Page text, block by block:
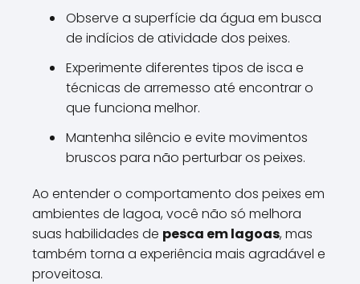
Observe a superfície da água em busca
de indícios de atividade dos peixes.
Experimente diferentes tipos de isca e
técnicas de arremesso até encontrar o
que funciona melhor.
Mantenha silêncio e evite movimentos
bruscos para não perturbar os peixes.
Ao entender o comportamento dos peixes em
ambientes de lagoa, você não só melhora
suas habilidades de pesca em lagoas, mas
também torna a experiência mais agradável e
proveitosa.